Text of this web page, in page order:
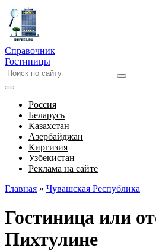
Справочник
Гостиницы
Россия
Беларусь
Казахстан
Азербайджан
Киргизия
Узбекистан
Реклама на сайте
Главная » Чувашская Республика
Гостиница или
Пихтулине